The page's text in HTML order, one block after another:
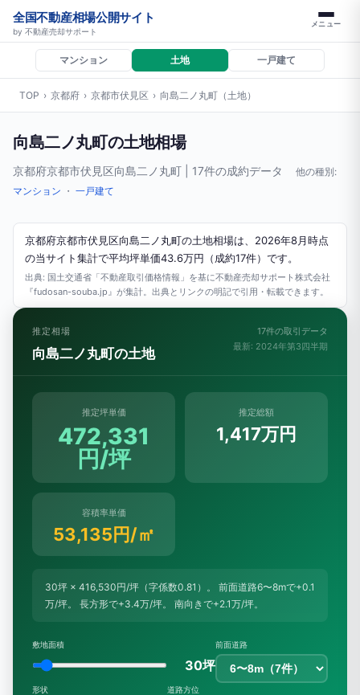
全国不動産相場公開サイト
by 不動産売却サポート
メニュー
マンション 土地 一戸建て
TOP › 京都府 › 京都市伏見区 › 向島二ノ丸町（土地）
向島二ノ丸町の土地相場
京都府京都市伏見区向島二ノ丸町 | 17件の成約データ
他の種別:
マンション ・ 一戸建て
京都府京都市伏見区向島二ノ丸町の土地相場は、2026年8月時点
の当サイト集計で平均坪単価43.6万円（成約17件）です。
出典: 国土交通省「不動産取引価格情報」を基に不動産売却サポート株式会社
『fudosan-souba.jp』が集計。出典とリンクの明記で引用・転載できます。
推定相場
向島二ノ丸町の土地
17件の取引データ
最新: 2024年第3四半期
推定坪単価
472,331
円/坪
推定総額
1,417万円
容積率単価
53,135円/㎡
30坪 × 416,530円/坪（字係数0.81）。 前面道路6〜8mで+0.1
万/坪。 長方形で+3.4万/坪。 南向きで+2.1万/坪。
敷地面積
30坪
前面道路
形状 道路方位